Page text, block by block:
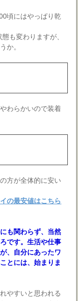
頃にはやっぱり乾
も変わりますが、
か。
わらかいので装着
方が全体的に安い
の最安値はこちら
も関わらず、当然
です。生活や仕事
、自分にあったワ
とには、始まりま
やすいと思われる